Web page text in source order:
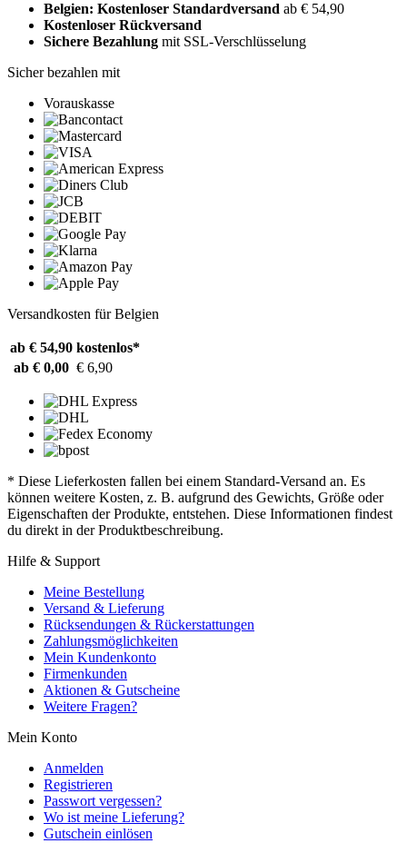
Belgien: Kostenloser Standardversand ab € 54,90
Kostenloser Rückversand
Sichere Bezahlung mit SSL-Verschlüsselung
Sicher bezahlen mit
Vorauskasse
Versandkosten für Belgien
ab € 54,90 kostenlos*
ab € 0,00 € 6,90
* Diese Lieferkosten fallen bei einem Standard-Versand an. Es
können weitere Kosten, z. B. aufgrund des Gewichts, Größe oder
Eigenschaften der Produkte, entstehen. Diese Informationen findest
du direkt in der Produktbeschreibung.
Hilfe & Support
Meine Bestellung
Versand & Lieferung
Rücksendungen & Rückerstattungen
Zahlungsmöglichkeiten
Mein Kundenkonto
Firmenkunden
Aktionen & Gutscheine
Weitere Fragen?
Mein Konto
Anmelden
Registrieren
Passwort vergessen?
Wo ist meine Lieferung?
Gutschein einlösen